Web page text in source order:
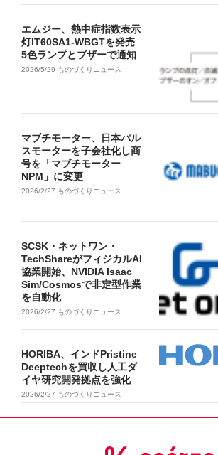
エムジー、熱中症指数表示
灯IT60SA1-WBGTを発売
5色ランプとブザーで通知
2026/5/29 ものづくりニュース
マブチモーター、日本パル
スモーターを子会社化し商
号を「マブチモーター
NPM」に変更
2026/2/27 ものづくりニュース
SCSK・ネットワン・
TechShareがフィジカルAI
協業開始、NVIDIA Isaac
Sim/Cosmosで非定型作業
を自動化
2026/2/27 ものづくりニュース
HORIBA、インドPristine
Deeptechを買収し人工ダ
イヤ研究開発拠点を強化
2026/2/27 ものづくりニュース